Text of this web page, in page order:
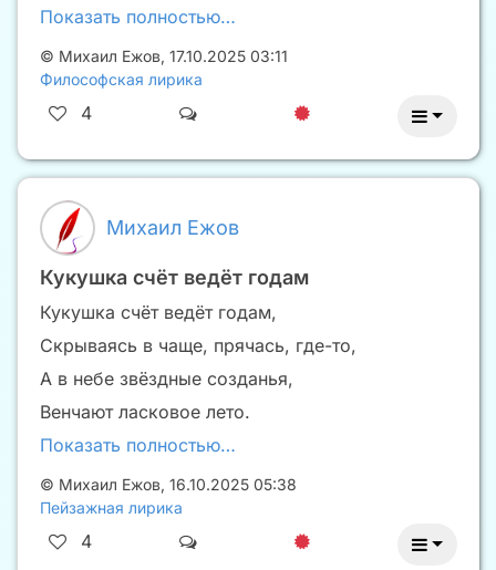
Показать полностью…
© Михаил Ежов, 17.10.2025 03:11
Философская лирика
4
Михаил Ежов
Кукушка счёт ведёт годам
Кукушка счёт ведёт годам,
Скрываясь в чаще, прячась, где-то,
А в небе звёздные созданья,
Венчают ласковое лето.
Показать полностью…
© Михаил Ежов, 16.10.2025 05:38
Пейзажная лирика
4